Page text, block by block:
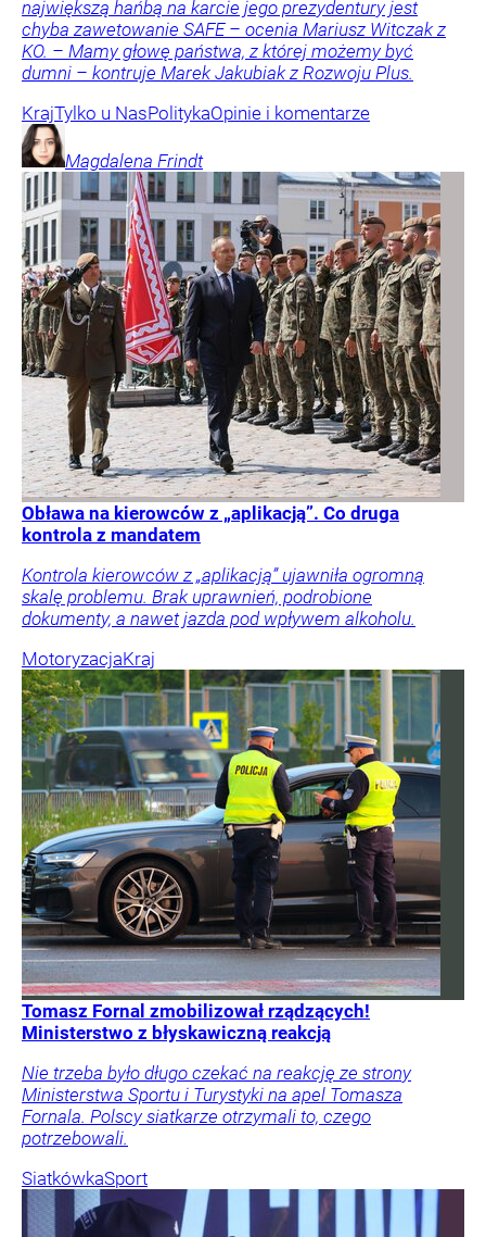
największą hańbą na karcie jego prezydentury jest
chyba zawetowanie SAFE – ocenia Mariusz Witczak z
KO. – Mamy głowę państwa, z której możemy być
dumni – kontruje Marek Jakubiak z Rozwoju Plus.
KrajTylko u NasPolitykaOpinie i komentarze
Magdalena Frindt
Obława na kierowców z „aplikacją”. Co druga
kontrola z mandatem
Kontrola kierowców z „aplikacją” ujawniła ogromną
skalę problemu. Brak uprawnień, podrobione
dokumenty, a nawet jazda pod wpływem alkoholu.
MotoryzacjaKraj
Tomasz Fornal zmobilizował rządzących!
Ministerstwo z błyskawiczną reakcją
Nie trzeba było długo czekać na reakcję ze strony
Ministerstwa Sportu i Turystyki na apel Tomasza
Fornala. Polscy siatkarze otrzymali to, czego
potrzebowali.
SiatkówkaSport